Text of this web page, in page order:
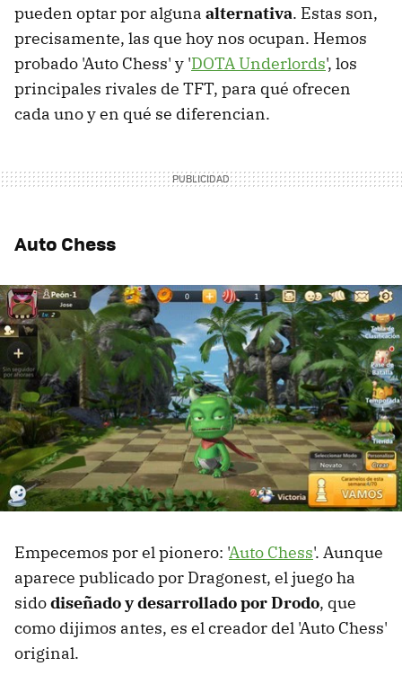
pueden optar por alguna alternativa. Estas son,
precisamente, las que hoy nos ocupan. Hemos
probado 'Auto Chess' y 'DOTA Underlords', los
principales rivales de TFT, para qué ofrecen
cada uno y en qué se diferencian.
Auto Chess
Empecemos por el pionero: 'Auto Chess'. Aunque
aparece publicado por Dragonest, el juego ha
sidodiseñado y desarrollado por Drodo, que
como dijimos antes, es el creador del 'Auto Chess'
original.